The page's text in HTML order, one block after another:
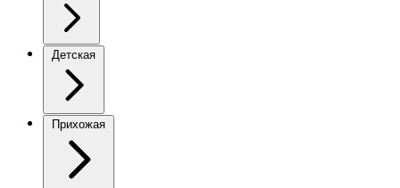
Детская
Прихожая